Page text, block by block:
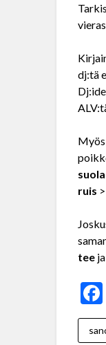
dj:tä
suola
ruis
tee ja